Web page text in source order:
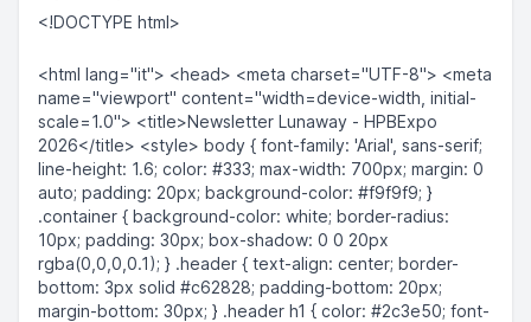
<!DOCTYPE html>
<html lang="it"> <head> <meta charset="UTF-8"> <meta
name="viewport" content="width=device-width, initial-
scale=1.0"> <title>Newsletter Lunaway - HPBExpo
2026</title> <style> body { font-family: 'Arial', sans-serif;
line-height: 1.6; color: #333; max-width: 700px; margin: 0
auto; padding: 20px; background-color: #f9f9f9; }
.container { background-color: white; border-radius:
10px; padding: 30px; box-shadow: 0 0 20px
rgba(0,0,0,0.1); } .header { text-align: center; border-
bottom: 3px solid #c62828; padding-bottom: 20px;
margin-bottom: 30px; } .header h1 { color: #2c3e50; font-